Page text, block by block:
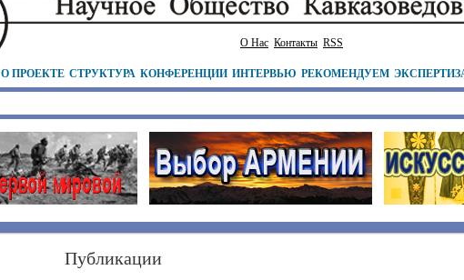
О Нас Контакты RSS
О ПРОЕКТЕ СТРУКТУРА КОНФЕРЕНЦИИ ИНТЕРВЬЮ РЕКОМЕНДУЕМ
Публикации